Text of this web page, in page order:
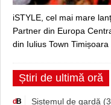
iSTYLE, cel mai mare
Partner din Europa
din Iulius Town Timișoara
Știri de ultimă oră
d B Sistemul de gardă